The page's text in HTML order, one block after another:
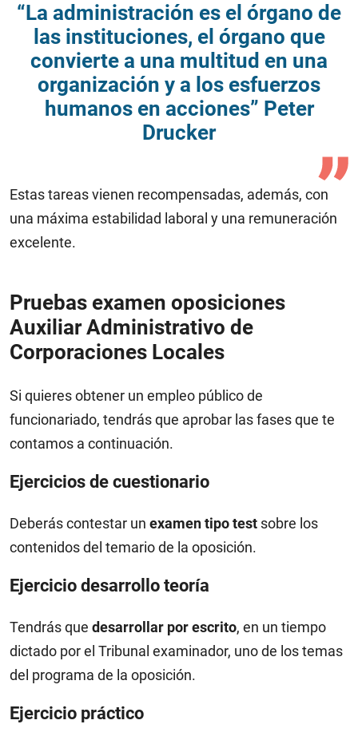
“La administración es el órgano de
las instituciones, el órgano que
convierte a una multitud en una
organización y a los esfuerzos
humanos en acciones” Peter
Drucker
Estas tareas vienen recompensadas, además, con
una máxima estabilidad laboral y una remuneración
excelente.
Pruebas examen oposiciones
Auxiliar Administrativo de
Corporaciones Locales
Si quieres obtener un empleo público de
funcionariado, tendrás que aprobar las fases que te
contamos a continuación.
Ejercicios de cuestionario
Deberás contestar un examen tipo test sobre los
contenidos del temario de la oposición.
Ejercicio desarrollo teoría
Tendrás que desarrollar por escrito, en un tiempo
dictado por el Tribunal examinador, uno de los temas
del programa de la oposición.
Ejercicio práctico